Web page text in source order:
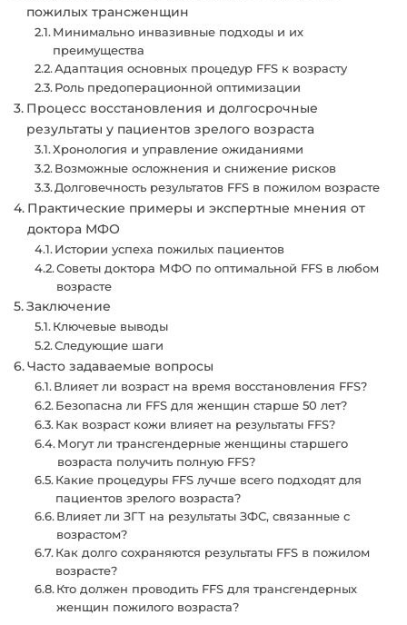
пожилых трансженщин
Минимально инвазивные подходы и их
преимущества
Адаптация основных процедур FFS к возрасту
Роль предоперационной оптимизации
Процесс восстановления и долгосрочные
результаты у пациентов зрелого возраста
Хронология и управление ожиданиями
Возможные осложнения и снижение рисков
Долговечность результатов FFS в пожилом возрасте
Практические примеры и экспертные мнения от
доктора МФО
Истории успеха пожилых пациентов
Советы доктора МФО по оптимальной FFS в любом
возрасте
Заключение
Ключевые выводы
Следующие шаги
Часто задаваемые вопросы
Влияет ли возраст на время восстановления FFS?
Безопасна ли FFS для женщин старше 50 лет?
Как возраст кожи влияет на результаты FFS?
Могут ли трансгендерные женщины старшего
возраста получить полную FFS?
Какие процедуры FFS лучше всего подходят для
пациентов зрелого возраста?
Влияет ли ЗГТ на результаты ЗФС, связанные с
возрастом?
Как долго сохраняются результаты FFS в пожилом
возрасте?
Кто должен проводить FFS для трансгендерных
женщин пожилого возраста?